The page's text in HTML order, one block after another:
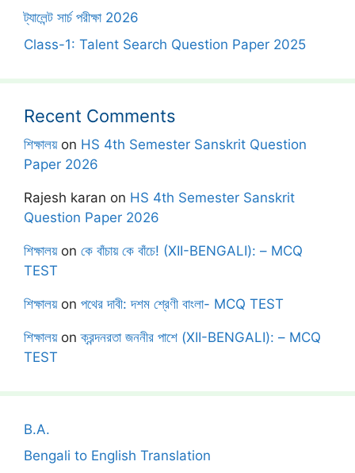
ট্যালেন্ট সার্চ পরীক্ষা 2026
Class-1: Talent Search Question Paper 2025
Recent Comments
শিক্ষালয়on HS 4th Semester Sanskrit Question
Paper 2026
Rajesh karan on HS 4th Semester Sanskrit
Question Paper 2026
শিক্ষালয়on কে বাঁচায় কে বাঁচে! (XII-BENGALI): – MCQ
TEST
শিক্ষালয়on পথের দাবী: দশম শ্রেণী বাংলা- MCQ TEST
শিক্ষালয়onক্রন্দনরতা জননীর পাশে (XII-BENGALI): – MCQ
TEST
B.A.
Bengali to English Translation